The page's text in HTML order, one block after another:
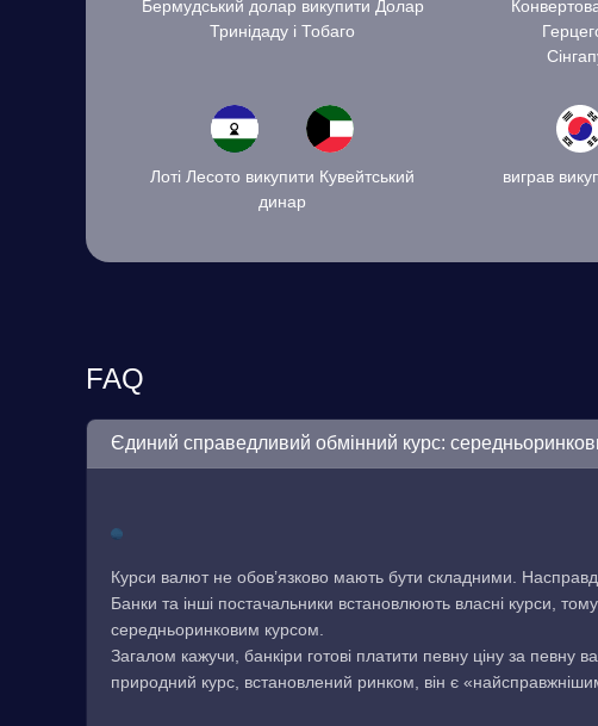
Бермудський долар викупити Долар
Тринідаду і Тобаго
Лоті Лесото викупити Кувейтський
динар
виграв
FAQ
Єдиний справедливий обмінний курс:
Курси валют не обов’язково мають бути складними.
Банки та інші постачальники встановлюють власні курси,
середньоринковим курсом.
Загалом кажучи, банкіри готові платити певну ціну за певну
природний курс, встановлений ринком, він є